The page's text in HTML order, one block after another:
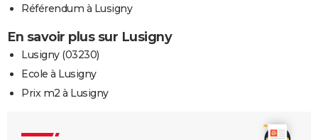
Référendum à Lusigny
En savoir plus sur Lusigny
Lusigny (03230)
Ecole à Lusigny
Prix m2 à Lusigny